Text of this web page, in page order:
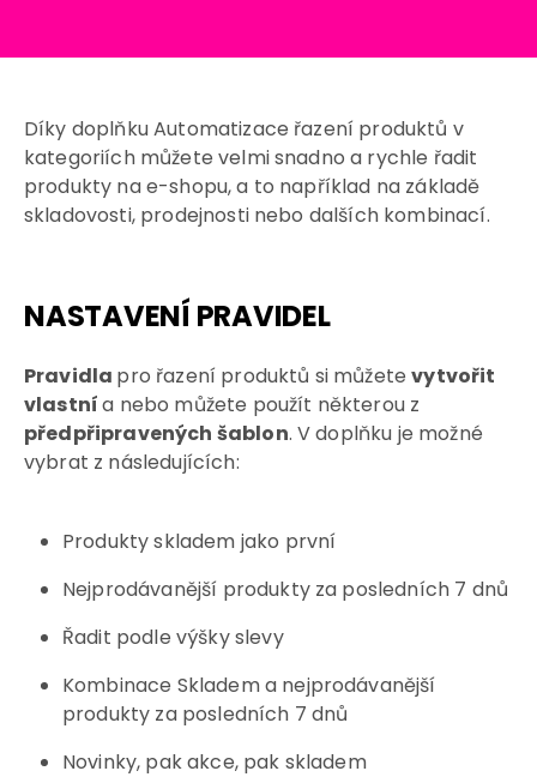
Díky doplňku Automatizace řazení produktů v
kategoriích můžete velmi snadno a rychle řadit
produkty na e-shopu, a to například na základě
skladovosti, prodejnosti nebo dalších kombinací.
NASTAVENÍ PRAVIDEL
Pravidla pro řazení produktů si můžetevytvořit
vlastnía nebo můžete použít některou z
předpřipravených šablon. V doplňku je možné
vybrat z následujících:
Produkty skladem jako první
Nejprodávanější produkty za posledních 7 dnů
Řadit podle výšky slevy
Kombinace Skladem a nejprodávanější
produkty za posledních 7 dnů
Novinky, pak akce, pak skladem